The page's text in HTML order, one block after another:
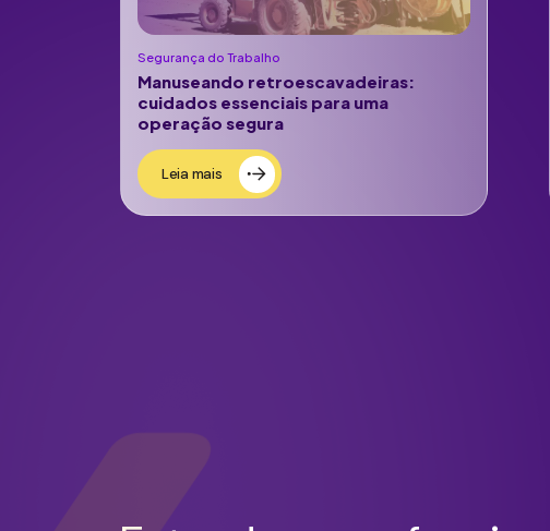
Segurança do Trabalho
Manuseando retroescavadeiras:
cuidados essenciais para uma
operação segura
Leia mais